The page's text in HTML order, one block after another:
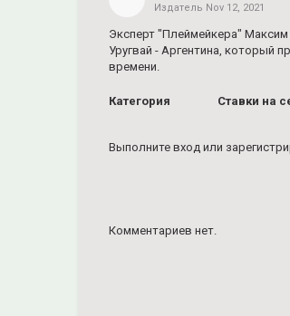
Издатель Nov 12, 2021
Эксперт "Плеймейкера"
Уругвай - Аргентина, который
времени.
Категория Ставки на
Выполните вход или
Комментариев нет.